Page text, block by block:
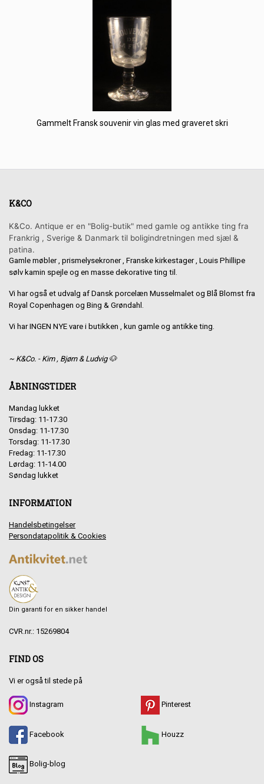
Gammelt Fransk souvenir vin glas med graveret skri
K&CO
K&Co. Antique er en "Bolig-butik" med gamle og antikke ting fra
Frankrig , Sverige & Danmark til boligindretningen med sjæl &
patina.
Gamle møbler , prismelysekroner , Franske kirkestager , Louis Phillipe
sølv kamin spejle og en masse dekorative ting til.
Vi har også et udvalg af Dansk porcelæn Musselmalet og Blå Blomst fra
Royal Copenhagen og Bing & Grøndahl.
Vi har INGEN NYE vare i butikken , kun gamle og antikke ting.
~ K&Co. - Kim , Bjørn & Ludvig 🐶
ÅBNINGSTIDER
Mandag lukket
Tirsdag: 11-17.30
Onsdag: 11-17.30
Torsdag: 11-17.30
Fredag: 11-17.30
Lørdag: 11-14.00
Søndag lukket
INFORMATION
Handelsbetingelser
Persondatapolitik & Cookies
Din garanti for en sikker handel
CVR.nr.: 15269804
FIND OS
Vi er også til stede på
Instagram
Facebook
Bolig-blog
Pinterest
Houzz